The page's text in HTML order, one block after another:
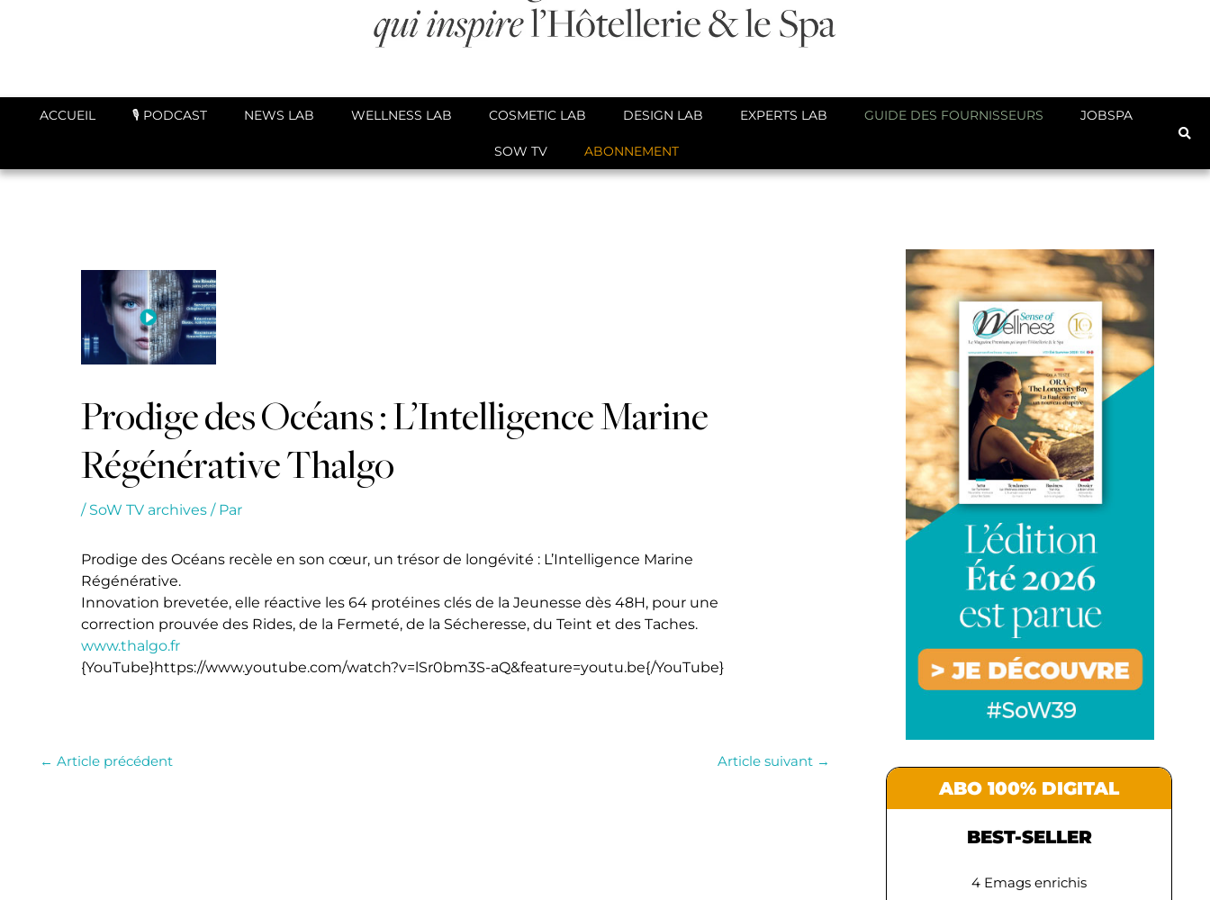
ACCUEIL 🎙️ PODCAST NEWS LAB WELLNESS LAB COSMETIC LAB DESIGN LAB EXPERTS LAB GUIDE DES FOURNISSEURS JOBSPA
SOW TV ABONNEMENT
Prodige des Océans : L’Intelligence Marine
Régénérative Thalgo
/ SoW TV archives / Par
Prodige des Océans recèle en son cœur, un trésor de longévité : L’Intelligence Marine
Régénérative.
Innovation brevetée, elle réactive les 64 protéines clés de la Jeunesse dès 48H, pour une
correction prouvée des Rides, de la Fermeté, de la Sécheresse, du Teint et des Taches.
www.thalgo.fr
{YouTube}https://www.youtube.com/watch?v=lSr0bm3S-aQ&feature=youtu.be{/YouTube}
← Article précédent Article suivant →
ABO 100% DIGITAL
BEST-SELLER
4 Emags enrichis